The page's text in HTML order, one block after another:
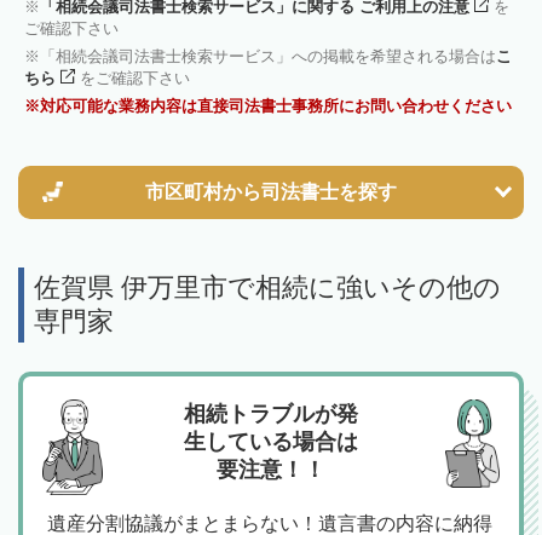
「相続会議司法書士検索サービス」に関する ご利用上の注意
を
ご確認下さい
「相続会議司法書士検索サービス」への掲載を希望される場合はこ
ちら
をご確認下さい
対応可能な業務内容は直接司法書士事務所にお問い合わせください
市区町村から司法書士を探す
佐賀県 伊万里市で相続に強いその他の
専門家
相続トラブルが発
生している場合は
要注意！！
遺産分割協議がまとまらない！遺言書の内容に納得